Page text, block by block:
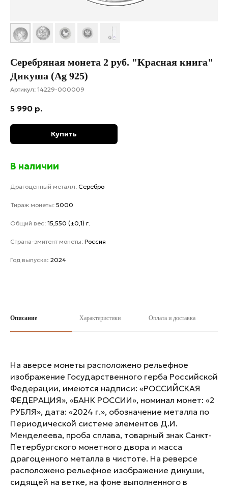
Серебряная монета 2 руб. "Красная книга"
Дикуша (Ag 925)
Артикул: 14229-000009
5 990 р.
Купить
В наличии
Драгоценный металл: Серебро
Тираж монеты: 5000
Общий вес: 15,550 (±0,1) г.
Страна-эмитент монеты: Россия
Год выпуска: 2024
Описание Характеристики Оплата и доставка
На аверсе монеты расположено рельефное
изображение Государственного герба Российской
Федерации, имеются надписи: «РОССИЙСКАЯ
ФЕДЕРАЦИЯ», «БАНК РОССИИ», номинал монет: «2
РУБЛЯ», дата: «2024 г.», обозначение металла по
Периодической системе элементов Д.И.
Менделеева, проба сплава, товарный знак Санкт-
Петербургского монетного двора и масса
драгоценного металла в чистоте. На реверсе
расположено рельефное изображение дикуши,
сидящей на ветке, на фоне выполненного в